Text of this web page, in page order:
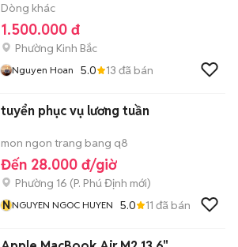
Dòng khác
1.500.000 đ
Phường Kinh Bắc
Nguyen Hoan 5.0 13 đã bán
tuyển phục vụ lương tuần
mon ngon trang bang q8
Đến 28.000 đ/giờ
Phường 16 (P. Phú Định mới)
NNGUYEN NGOC HUYEN 5.0 11 đã bán